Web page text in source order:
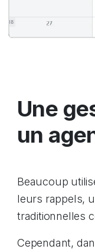
Une
un
Beaucoup
leurs rappels,
traditionnelles
Cependant,